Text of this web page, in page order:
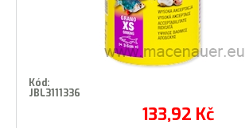
Kód:
JBL3111336
133,92 Kč